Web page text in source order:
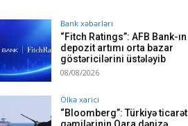
Bank xəbərləri
“Fitch Ratings”: AFB Bank-ın
depozit artımı orta bazar
göstəricilərini üstələyib
08/08/2026
Ölkə xarici
“Bloomberg”: Türkiyə ticarət